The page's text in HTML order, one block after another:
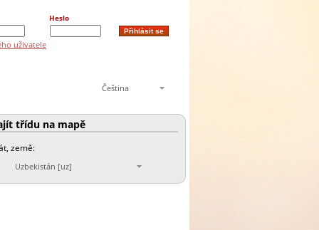
Heslo
uživatele
Čeština
třídu na mapě
země:
Uzbekistán [uz]